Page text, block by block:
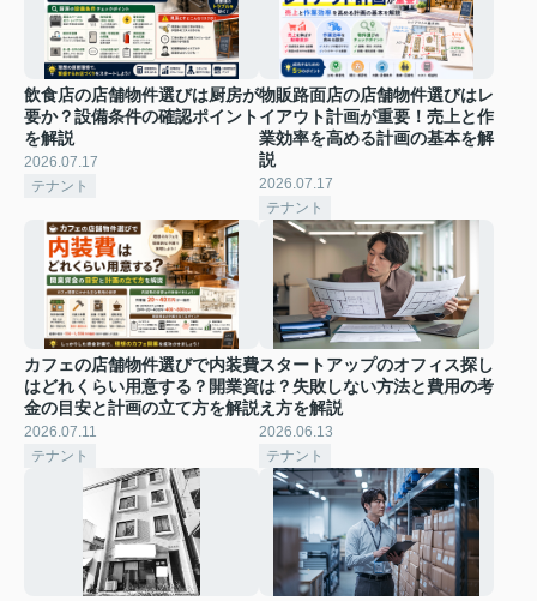
飲食店の店舗物件選びは厨房が
要か？設備条件の確認ポイント
を解説
2026.07.17
テナント
物販路面店の店舗物件選びはレ
イアウト計画が重要！売上と作
業効率を高める計画の基本を解
説
2026.07.17
テナント
カフェの店舗物件選びで内装費
はどれくらい用意する？開業資
金の目安と計画の立て方を解説
2026.07.11
テナント
スタートアップのオフィス探し
は？失敗しない方法と費用の考
え方を解説
2026.06.13
テナント